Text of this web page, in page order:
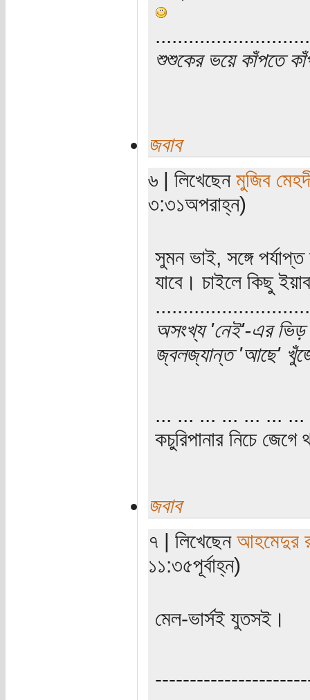
শুশুকের ভয়ে কাঁপতে
জবাব
৬ | লিখেছেন মুজিব
৩:৩১অপরাহ্ন)
সুমন ভাই, সঙ্গে
যাবে। চাইলে কিছু
অসংখ্য 'নেই'-এর ভিড়
জ্বলজ্যান্ত 'আছে'
... ... ... ... ... ...
কচুরিপানার নিচে জেগে
জবাব
৭ | লিখেছেন আহমেদুর
১১:৩৫পূর্বাহ্ন)
মেল-ভার্সই যুতসই।